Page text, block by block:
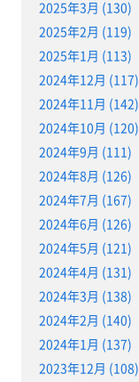
2025年3月 (130)
2025年2月 (119)
2025年1月 (113)
2024年12月 (117)
2024年11月 (142)
2024年10月 (120)
2024年9月 (111)
2024年8月 (126)
2024年7月 (167)
2024年6月 (126)
2024年5月 (121)
2024年4月 (131)
2024年3月 (138)
2024年2月 (140)
2024年1月 (137)
2023年12月 (108)